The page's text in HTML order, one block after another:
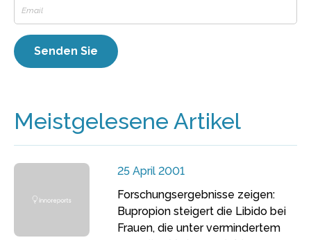
Meistgelesene Artikel
25 April 2001
Forschungsergebnisse zeigen:
Bupropion steigert die Libido bei
Frauen, die unter vermindertem